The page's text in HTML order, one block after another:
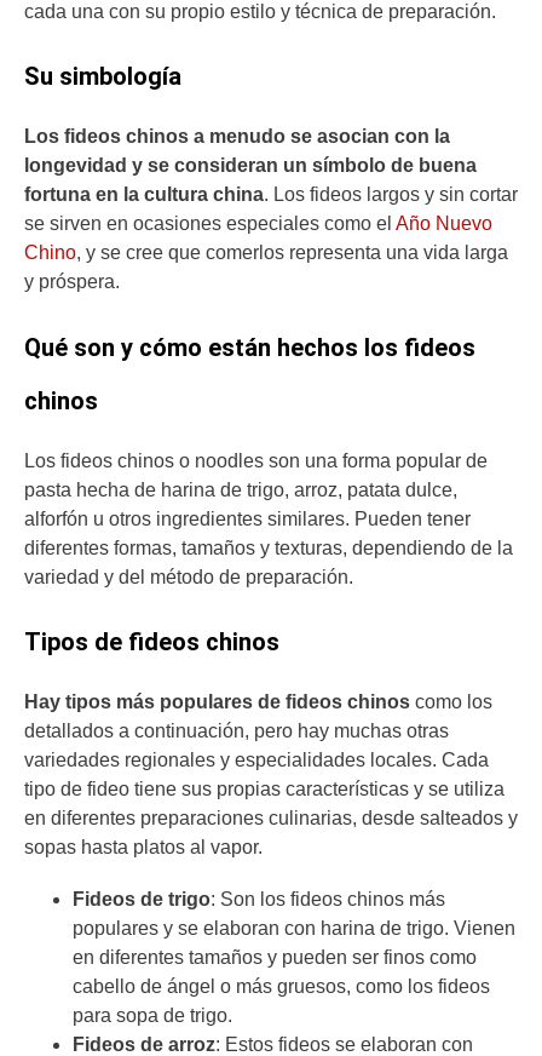
cada una con su propio estilo y técnica de preparación.
Su simbología
Los fideos chinos a menudo se asocian con la
longevidad y se consideran un símbolo de buena
fortuna en la cultura china. Los fideos largos y sin cortar
se sirven en ocasiones especiales como el Año Nuevo
Chino, y se cree que comerlos representa una vida larga
y próspera.
Qué son y cómo están hechos los fideos
chinos
Los fideos chinos o noodles son una forma popular de
pasta hecha de harina de trigo, arroz, patata dulce,
alforfón u otros ingredientes similares. Pueden tener
diferentes formas, tamaños y texturas, dependiendo de la
variedad y del método de preparación.
Tipos de fideos chinos
Hay tipos más populares de fideos chinos como los
detallados a continuación, pero hay muchas otras
variedades regionales y especialidades locales. Cada
tipo de fideo tiene sus propias características y se utiliza
en diferentes preparaciones culinarias, desde salteados y
sopas hasta platos al vapor.
Fideos de trigo: Son los fideos chinos más
populares y se elaboran con harina de trigo. Vienen
en diferentes tamaños y pueden ser finos como
cabello de ángel o más gruesos, como los fideos
para sopa de trigo.
Fideos de arroz: Estos fideos se elaboran con